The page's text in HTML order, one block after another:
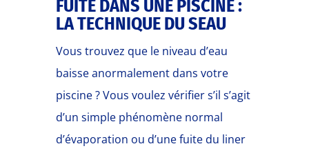
FUITE DANS UNE PISCINE :
LA TECHNIQUE DU SEAU
Vous trouvez que le niveau d’eau
baisse anormalement dans votre
piscine ? Vous voulez vérifier s’il s’agit
d’un simple phénomène normal
d’évaporation ou d’une fuite du liner